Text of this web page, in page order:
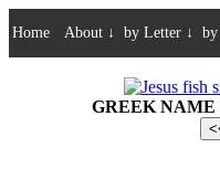
Home About ↓ by Letter ↓
GREEK NAME